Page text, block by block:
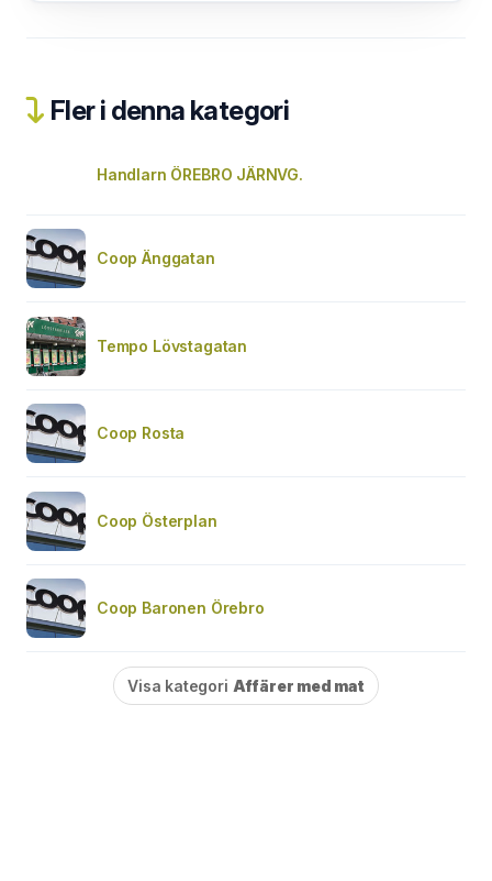
Fler i denna kategori
Handlarn ÖREBRO JÄRNVG.
Coop Änggatan
Tempo Lövstagatan
Coop Rosta
Coop Österplan
Coop Baronen Örebro
Visa kategori Affärer med mat